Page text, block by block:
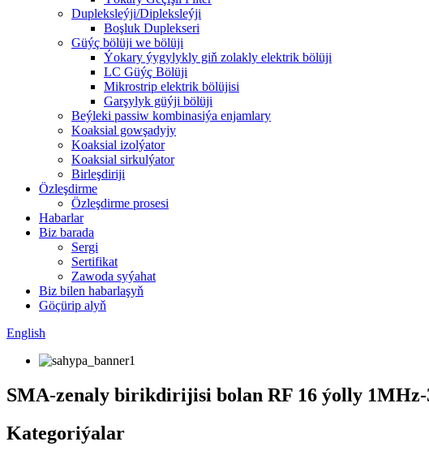
Dupleksleýji/Dipleksleýji
Boşluk Duplekseri
Güýç bölüji we bölüji
Ýokary ýygylykly giň zolakly elektrik bölüji
LC Güýç Bölüji
Mikrostrip elektrik bölüjisi
Garşylyk güýji bölüji
Beýleki passiw kombinasiýa enjamlary
Koaksial gowşadyjy
Koaksial izolýator
Koaksial sirkulýator
Birleşdiriji
Özleşdirme
Özleşdirme prosesi
Habarlar
Biz barada
Sergi
Sertifikat
Zawoda syýahat
Biz bilen habarlaşyň
Göçürip alyň
English
SMA-zenaly birikdirijisi bolan RF 16 ýolly
Kategoriýalar